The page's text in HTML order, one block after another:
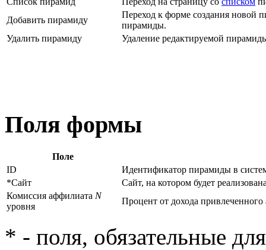
Добавить пирамиду
Переход к форме создания новой
пирамиды.
Удалить пирамиду
Удаление редактируемой
Поля формы
Поле
ID
Идентификатор пирамиды в
*Сайт
Сайт, на котором будет
Комиссия аффилиата N
уровня
Процент от дохода
* - поля, обязательные